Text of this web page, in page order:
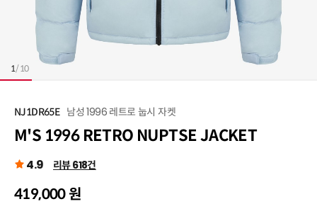
1/10
NJ1DR65E 남성 1996 레트로 눕시 자켓
M'S 1996 RETRO NUPTSE JACKET
4.9 리뷰 618건
419,000 원